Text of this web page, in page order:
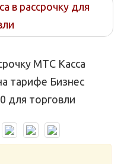
в рассрочку для